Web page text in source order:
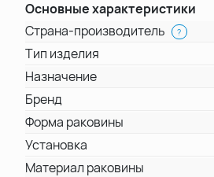
Основные характеристики
Страна-производитель
?
Тип изделия
Назначение
Бренд
Форма раковины
Установка
Материал раковины